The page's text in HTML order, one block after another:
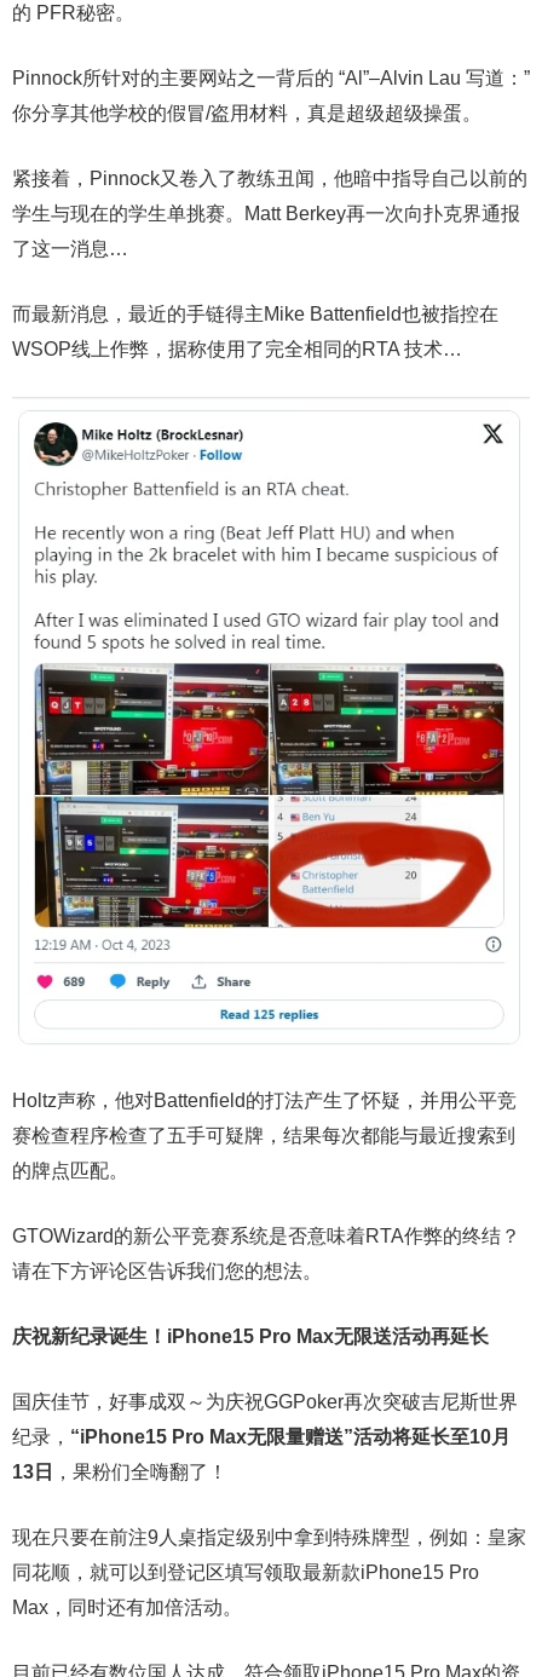
的 PFR秘密。
Pinnock所针对的主要网站之一背后的 “Al”–Alvin Lau 写道：”
你分享其他学校的假冒/盗用材料，真是超级超级操蛋。
紧接着，Pinnock又卷入了教练丑闻，他暗中指导自己以前的
学生与现在的学生单挑赛。Matt Berkey再一次向扑克界通报
了这一消息…
而最新消息，最近的手链得主Mike Battenfield也被指控在
WSOP线上作弊，据称使用了完全相同的RTA 技术…
Holtz声称，他对Battenfield的打法产生了怀疑，并用公平竞
赛检查程序检查了五手可疑牌，结果每次都能与最近搜索到
的牌点匹配。
GTOWizard的新公平竞赛系统是否意味着RTA作弊的终结？
请在下方评论区告诉我们您的想法。
庆祝新纪录诞生！ iPhone15 Pro Max无限送活动再延长
国庆佳节， 好事成双～为庆祝GGPoker再次突破吉尼斯世界
纪录， “iPhone15 Pro Max无限量赠送”活动将延长至10月
13日
，果粉们全嗨翻了！
现在只要在前注9人桌指定级别中拿到特殊牌型，例如：皇家
同花顺，就可以到登记区填写领取最新款iPhone15 Pro
Max，同时还有加倍活动。